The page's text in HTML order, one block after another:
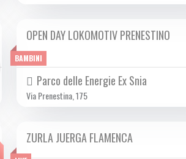
BAMBINI
DOM 20/10 2024
OPEN DAY LOKOMOTIV PRENESTINO
Parco delle Energie Ex Snia
Via Prenestina, 175
DOM 20/10 2024
ZURLA JUERGA FLAMENCA